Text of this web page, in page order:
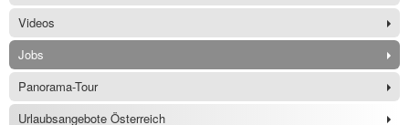
Videos
Jobs
Panorama-Tour
Urlaubsangebote Österreich